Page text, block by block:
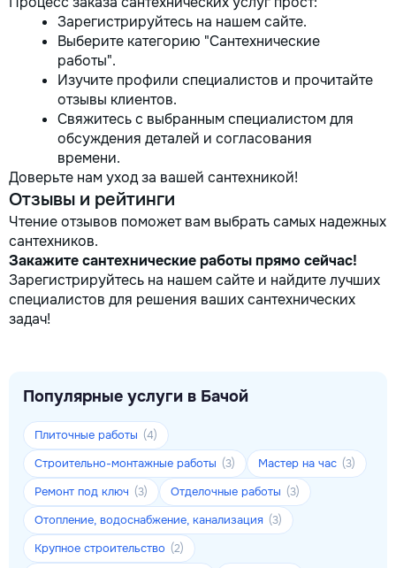
Зарегистрируйтесь на нашем сайте.
Выберите категорию "Сантехнические
работы".
Изучите профили специалистов и прочитайте
отзывы клиентов.
Свяжитесь с выбранным специалистом для
обсуждения деталей и согласования
времени.
Доверьте нам уход за вашей сантехникой!
Отзывы и рейтинги
Чтение отзывов поможет вам выбрать самых надежных
сантехников.
Закажите сантехнические работы прямо сейчас!
Зарегистрируйтесь на нашем сайте и найдите лучших
специалистов для решения ваших сантехнических
задач!
Популярные услуги в Бачой
Плиточные работы (4)
Строительно-монтажные работы (3) Мастер на час (3)
Ремонт под ключ (3) Отделочные работы (3)
Отопление, водоснабжение, канализация (3)
Крупное строительство (2)